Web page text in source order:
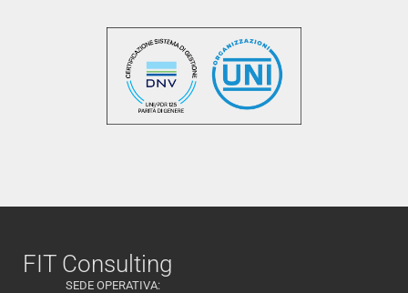
FIT Consulting
SEDE OPERATIVA: